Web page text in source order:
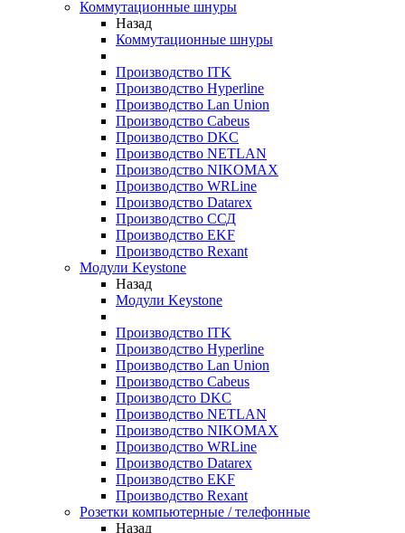
Коммутационные шнуры
Назад
Коммутационные шнуры
Производство ITK
Производство Hyperline
Производство Lan Union
Производство Cabeus
Производство DKC
Производство NETLAN
Производство NIKOMAX
Производство WRLine
Производство Datarex
Производство ССД
Производство EKF
Производство Rexant
Модули Keystone
Назад
Модули Keystone
Производство ITK
Производство Hyperline
Производство Lan Union
Производство Cabeus
Производсто DKC
Производство NETLAN
Производство NIKOMAX
Производство WRLine
Производство Datarex
Производство EKF
Производство Rexant
Розетки компьютерные / телефонные
Назад